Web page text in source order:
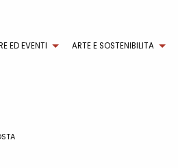
ED EVENTI ARTE E SOSTENIBILITA